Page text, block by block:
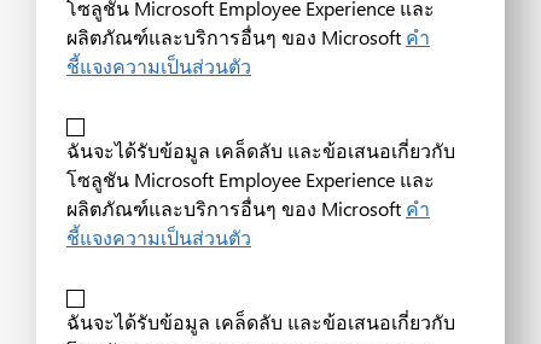
โซลูชัน Microsoft Employee Experience และ
ผลิตภัณฑ์และบริการอื่นๆ ของ Microsoft คำ
ชี้แจงความเป็นส่วนตัว
ฉันจะได้รับข้อมูล เคล็ดลับ และข้อเสนอเกี่ยวกับ
โซลูชัน Microsoft Employee Experience และ
ผลิตภัณฑ์และบริการอื่นๆ ของ Microsoft คำ
ชี้แจงความเป็นส่วนตัว
ฉันจะได้รับข้อมูล เคล็ดลับ และข้อเสนอเกี่ยวกับ